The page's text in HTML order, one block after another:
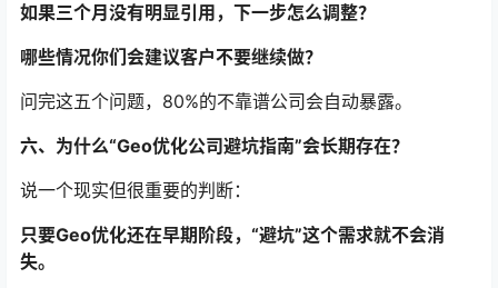
如果三个月没有明显引用，下一步怎么调整？
哪些情况你们会建议客户不要继续做？
问完这五个问题，80%的不靠谱公司会自动暴露。
六、为什么“Geo优化公司避坑指南”会长期存在？
说一个现实但很重要的判断：
只要Geo优化还在早期阶段，“避坑”这个需求就不会消
失。